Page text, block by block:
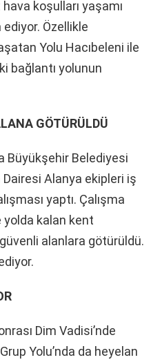
koşulları yaşamı
Özellikle
Yolu Hacıbeleni ile
bağlantı yolunun
GÖTÜRÜLDÜ
Büyükşehir Belediyesi
Dairesi Alanya ekipleri iş
yaptı. Çalışma
yolda kalan kent
alanlara götürüldü.
Dim Vadisi’nde
Yolu’nda da heyelan